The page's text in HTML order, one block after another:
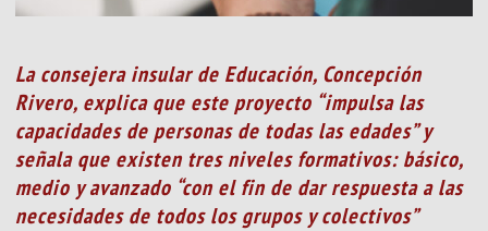
La consejera insular de Educación, Concepción
Rivero, explica que este proyecto “impulsa las
capacidades de personas de todas las edades” y
señala que existen tres niveles formativos: básico,
medio y avanzado “con el fin de dar respuesta a las
necesidades de todos los grupos y colectivos”